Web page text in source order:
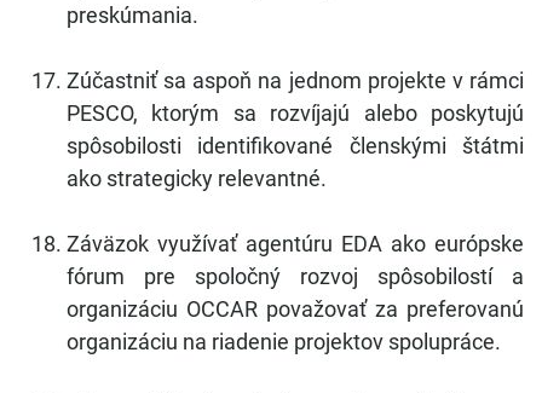
preskúmania.
Zúčastniť sa aspoň na jednom projekte v rámci
PESCO, ktorým sa rozvíjajú alebo poskytujú
spôsobilosti identifikované členskými štátmi
ako strategicky relevantné.
Záväzok využívať agentúru EDA ako európske
fórum pre spoločný rozvoj spôsobilostí a
organizáciu OCCAR považovať za preferovanú
organizáciu na riadenie projektov spolupráce.